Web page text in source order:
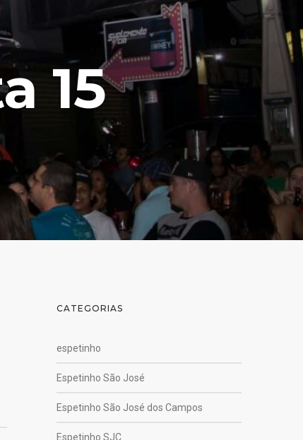
15
CATEGORIAS
espetinho
Espetinho São José
Espetinho São José dos Campos
Espetinho SJC